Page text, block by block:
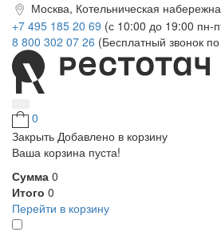
Москва, Котельническая
+7 495 185 20 69 (с 10:00 до 19:00 пн-
8 800 302 07 26 (Бесплатный звонок
0
Закрыть Добавлено в корзину
Ваша корзина пуста!
Сумма 0
Итого 0
Перейти в корзину